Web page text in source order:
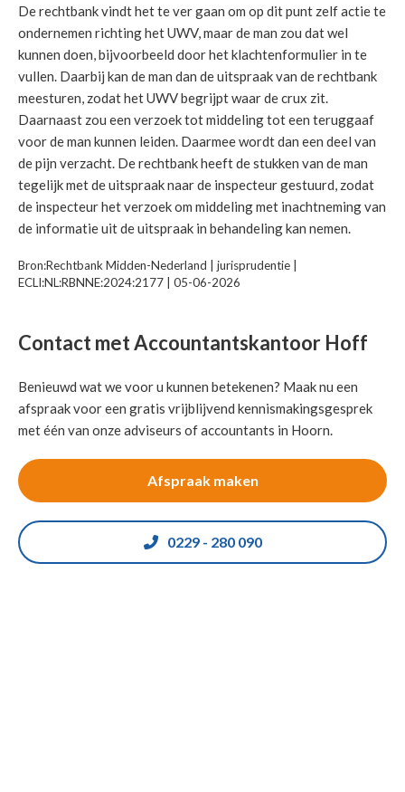
De rechtbank vindt het te ver gaan om op dit punt zelf actie te
ondernemen richting het UWV, maar de man zou dat wel
kunnen doen, bijvoorbeeld door het klachtenformulier in te
vullen. Daarbij kan de man dan de uitspraak van de rechtbank
meesturen, zodat het UWV begrijpt waar de crux zit.
Daarnaast zou een verzoek tot middeling tot een teruggaaf
voor de man kunnen leiden. Daarmee wordt dan een deel van
de pijn verzacht. De rechtbank heeft de stukken van de man
tegelijk met de uitspraak naar de inspecteur gestuurd, zodat
de inspecteur het verzoek om middeling met inachtneming van
de informatie uit de uitspraak in behandeling kan nemen.
Bron:Rechtbank Midden-Nederland | jurisprudentie |
ECLI:NL:RBNNE:2024:2177 | 05-06-2026
Contact met Accountantskantoor Hoff
Benieuwd wat we voor u kunnen betekenen? Maak nu een
afspraak voor een gratis vrijblijvend kennismakingsgesprek
met één van onze adviseurs of accountants in Hoorn.
Afspraak maken
0229 - 280 090